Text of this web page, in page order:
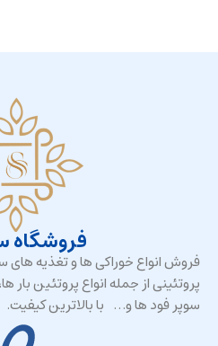
فروشگاه
فروش انواع خوراکی ها و تغذیه
پروتئینی از جمله انواع پروتئین بار
سوپر فود ها و… با بالاترین کیفیت.